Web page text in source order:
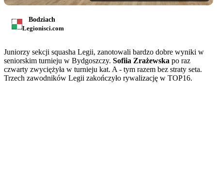
Bodziach
Legionisci.com
Juniorzy sekcji squasha Legii, zanotowali bardzo dobre wyniki w
seniorskim turnieju w Bydgoszczy. Sofiia Zrażewska po raz
czwarty zwyciężyła w turnieju kat. A - tym razem bez straty seta.
Trzech zawodników Legii zakończyło rywalizację w TOP16.